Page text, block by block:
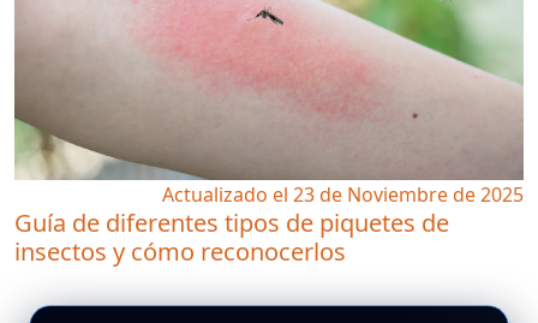
Actualizado el 23 de Noviembre de 2025
Guía de diferentes tipos de piquetes de
insectos y cómo reconocerlos